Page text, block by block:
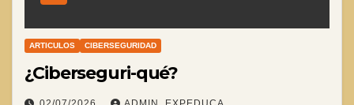
ARTICULOS CIBERSEGURIDAD
¿Ciberseguri-qué?